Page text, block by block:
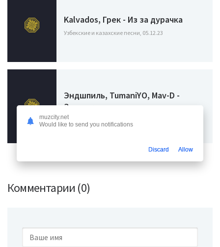
Kalvados, Грек - Из за дурачка
Узбекские и казахские песни, 05.12.23
Эндшпиль, TumaniYO, Mav-D -
Заметка
Узбекские и казахские песни, 18.11.23
Комментарии (0)
muzcity.net
Would like to send you notifications
Discard Allow